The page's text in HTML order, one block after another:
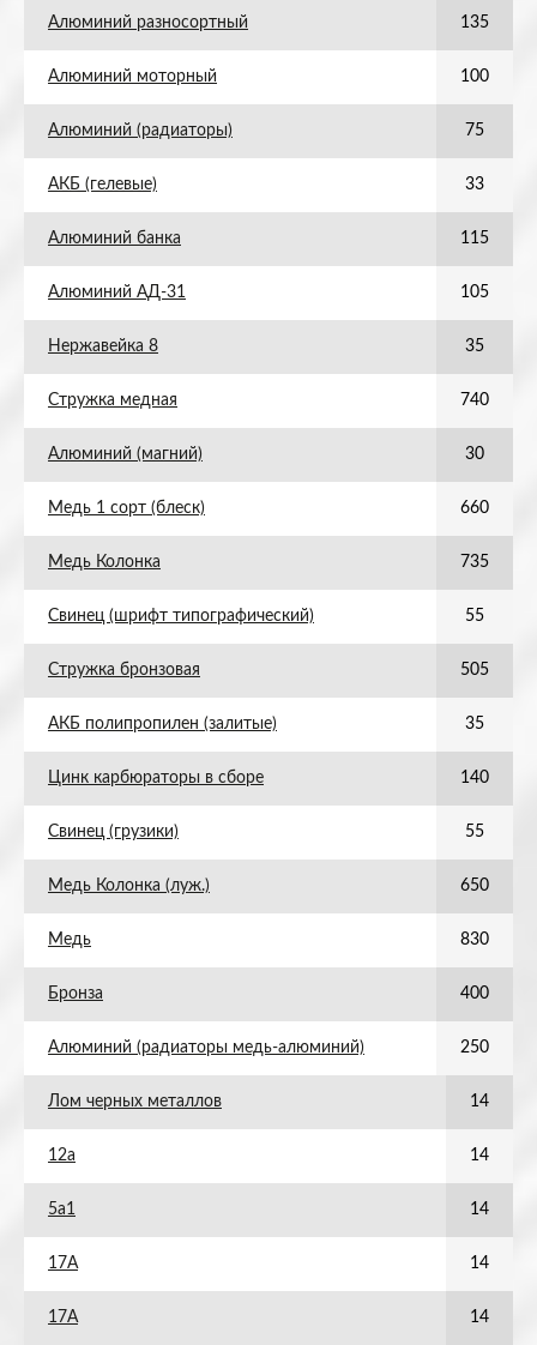
Алюминий разносортный 135
Алюминий моторный 100
Алюминий (радиаторы) 75
АКБ (гелевые) 33
Алюминий банка 115
Алюминий АД-31 105
Нержавейка 8 35
Стружка медная 740
Алюминий (магний) 30
Медь 1 сорт (блеск) 660
Медь Колонка 735
Свинец (шрифт типографический) 55
Стружка бронзовая 505
АКБ полипропилен (залитые) 35
Цинк карбюраторы в сборе 140
Свинец (грузики) 55
Медь Колонка (луж.) 650
Медь 830
Бронза 400
Алюминий (радиаторы медь-алюминий) 250
Лом черных металлов 14
12а 14
5а1 14
17А 14
17А 14